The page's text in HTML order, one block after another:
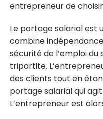
entrepreneur de
Le portage salarial est
combine
sécurité de l’emploi
tripartite.
des clients tout en
portage salarial qui
L’entrepreneur est